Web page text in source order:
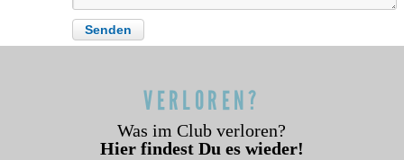
VERLOREN?
Was im Club verloren?
Hier findest Du es wieder!